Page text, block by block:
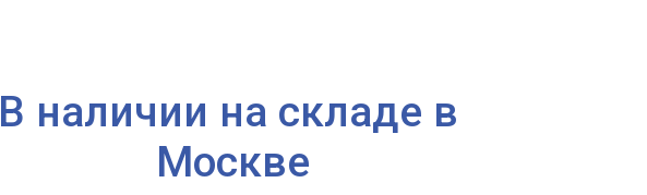
В наличии на складе в
Москве